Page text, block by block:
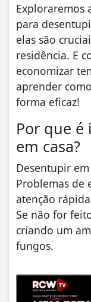
Exploraremos
para
elas são
residência. E
economizar
aprender
forma eficaz!
Por que
em casa?
Desentupir
Problemas de
atenção
Se não for
criando um
fungos.